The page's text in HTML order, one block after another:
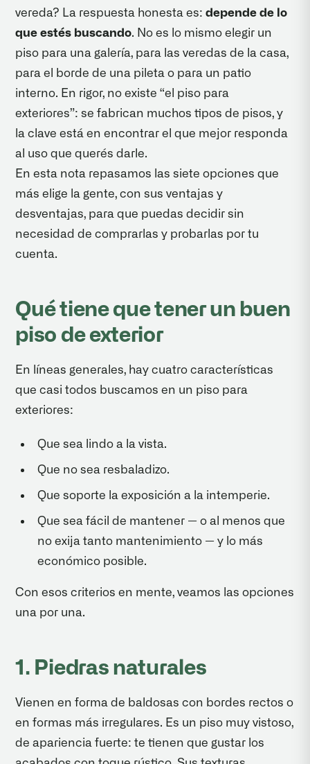
vereda? La respuesta honesta es:depende de lo
que estés buscando. No es lo mismo elegir un
piso para una galería, para las veredas de la casa,
para el borde de una pileta o para un patio
interno. En rigor, no existe “el piso para
exteriores”: se fabrican muchos tipos de pisos, y
la clave está en encontrar el que mejor responda
al uso que querés darle.
En esta nota repasamos las siete opciones que
más elige la gente, con sus ventajas y
desventajas, para que puedas decidir sin
necesidad de comprarlas y probarlas por tu
cuenta.
Qué tiene que tener un buen
piso de exterior
En líneas generales, hay cuatro características
que casi todos buscamos en un piso para
exteriores:
Que sea lindo a la vista.
Que no sea resbaladizo.
Que soporte la exposición a la intemperie.
Que sea fácil de mantener — o al menos que
no exija tanto mantenimiento — y lo más
económico posible.
Con esos criterios en mente, veamos las opciones
una por una.
1. Piedras naturales
Vienen en forma de baldosas con bordes rectos o
en formas más irregulares. Es un piso muy vistoso,
de apariencia fuerte: te tienen que gustar los